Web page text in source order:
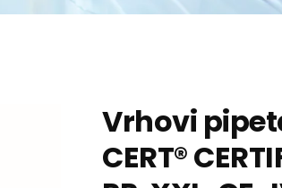
Vrhovi
CERT®